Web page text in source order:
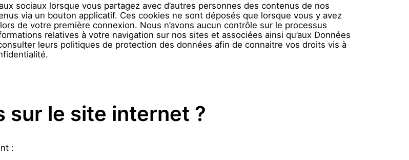
sociaux lorsque vous partagez avec d’autres personnes des contenus de nos
via un bouton applicatif. Ces cookies ne sont déposés que lorsque vous y avez
de votre première connexion. Nous n’avons aucun contrôle sur le processus
relatives à votre navigation sur nos sites et associées ainsi qu’aux Données
leurs politiques de protection des données afin de connaitre vos droits vis à
sur le site internet ?
: